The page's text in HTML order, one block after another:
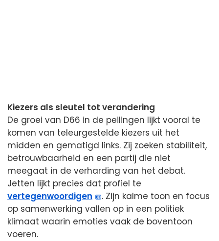
Kiezers als sleutel tot verandering
De groei van D66 in de peilingen lijkt vooral te
komen van teleurgestelde kiezers uit het
midden en gematigd links. Zij zoeken stabiliteit,
betrouwbaarheid en een partij die niet
meegaat in de verharding van het debat.
Jetten lijkt precies dat profiel te
vertegenwoordigen
. Zijn kalme toon en focus
op samenwerking vallen op in een politiek
klimaat waarin emoties vaak de boventoon
voeren.